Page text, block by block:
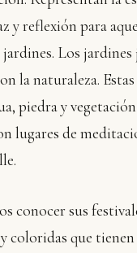
y reflexión para
Los
la naturaleza.
piedra y
lugares de
conocer sus
coloridas que